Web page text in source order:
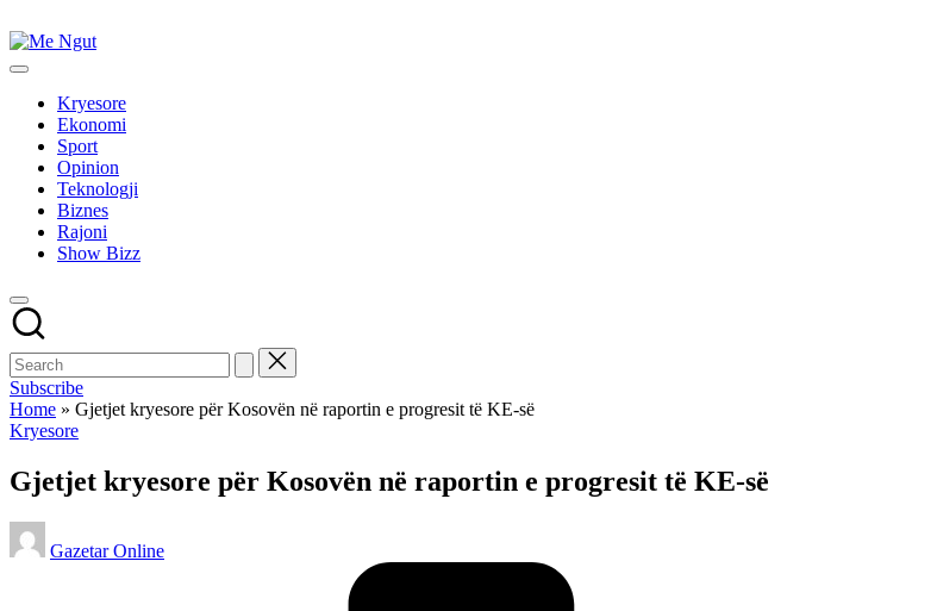
to
content
Me
Këtu
lajmet
ngut
Kryesore
Ekonomi
Sport
Opinion
Teknologji
Biznes
Rajoni
Show Bizz
Subscribe
Home » Gjetjet kryesore për Kosovën në raportin e progresit të KE-së
Posted
Kryesore
Gjetjet kryesore për Kosovën në raportin e progresit të KE-së
Posted
by
Gazetar Online